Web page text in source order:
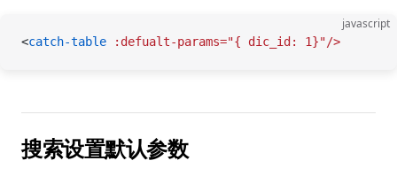
javascript
<catch-table :defualt-params="{ dic_id: 1}"/>
搜索设置默认参数